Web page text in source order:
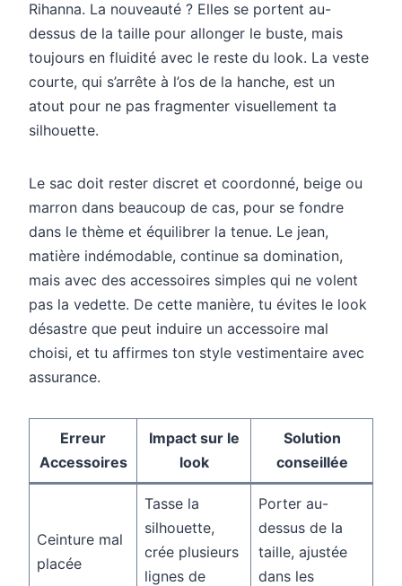
Rihanna. La nouveauté ? Elles se portent au-
dessus de la taille pour allonger le buste, mais
toujours en fluidité avec le reste du look. La veste
courte, qui s’arrête à l’os de la hanche, est un
atout pour ne pas fragmenter visuellement ta
silhouette.
Le sac doit rester discret et coordonné, beige ou
marron dans beaucoup de cas, pour se fondre
dans le thème et équilibrer la tenue. Le jean,
matière indémodable, continue sa domination,
mais avec des accessoires simples qui ne volent
pas la vedette. De cette manière, tu évites le look
désastre que peut induire un accessoire mal
choisi, et tu affirmes ton style vestimentaire avec
assurance.
Erreur
Accessoires
Impact sur le
look
Solution
conseillée
Ceinture mal
placée
Tasse la
silhouette,
crée plusieurs
lignes de
Porter au-
dessus de la
taille, ajustée
dans les